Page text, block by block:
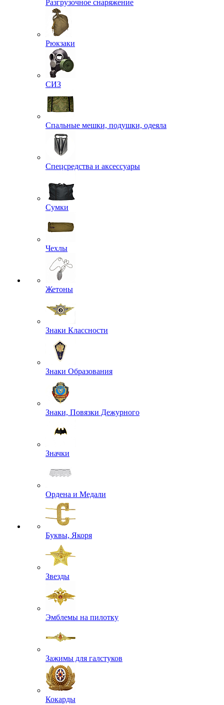
Разгрузочное снаряжение
Рюкзаки
СИЗ
Спальные мешки, подушки, одеяла
Спецсредства и аксессуары
Сумки
Чехлы
Жетоны
Знаки Классности
Знаки Образования
Знаки, Повязки Дежурного
Значки
Ордена и Медали
Буквы, Якоря
Звезды
Эмблемы на пилотку
Зажимы для галстуков
Кокарды